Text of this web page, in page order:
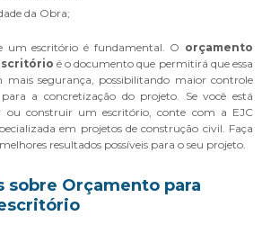
da Obra;
um escritório é fundamental. O orçamento
é o documento que permitirá que essa
mais segurança, possibilitando maior controle
para a concretização do projeto. Se você está
ou construir um escritório, conte com a EJC
em projetos de construção civil. Faça
resultados possíveis para o seu projeto.
sobre Orçamento para